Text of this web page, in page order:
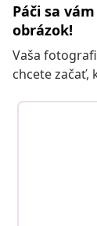
Páči sa
obrázok!
Vaša
chcete začať,